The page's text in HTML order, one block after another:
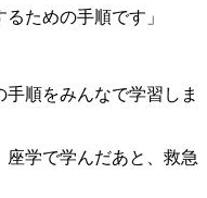
ための手順です」
順をみんなで学習しま
座学で学んだあと、救急